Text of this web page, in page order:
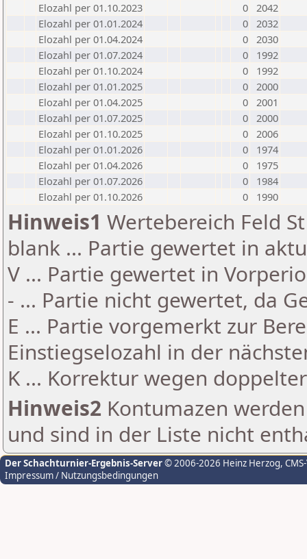
Elozahl per 01.10.2023
0 2042
Elozahl per 01.01.2024
0 2032
Elozahl per 01.04.2024
0 2030
Elozahl per 01.07.2024
0
1992
Elozahl per 01.10.2024
0
1992
Elozahl per 01.01.2025
0 2000
Elozahl per 01.04.2025
0 2001
Elozahl per 01.07.2025
0 2000
Elozahl per 01.10.2025
0 2006
Elozahl per 01.01.2026
0
1974
Elozahl per 01.04.2026
0
1975
Elozahl per 01.07.2026
0
1984
Elozahl per 01.10.2026
0 1990
Hinweis1 Wertebereich Feld
blank ... Partie gewertet in
V ... Partie gewertet in
- ... Partie nicht gewertet, da
E ... Partie vorgemerkt zur
Einstiegselozahl in der
K ... Korrektur wegen
Hinweis2 Kontumazen
und sind in der Liste nicht
Der Schachturnier-Ergebnis-Server© 2006-2026 Heinz Herzog,
Impressum / Nutzungsbedingungen